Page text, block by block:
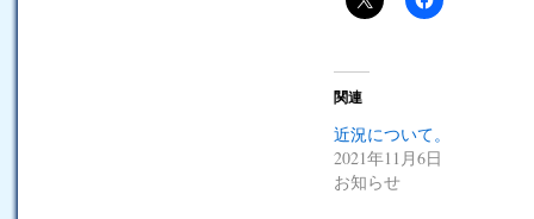
関連
近況について。
2021年11月6日
お知らせ